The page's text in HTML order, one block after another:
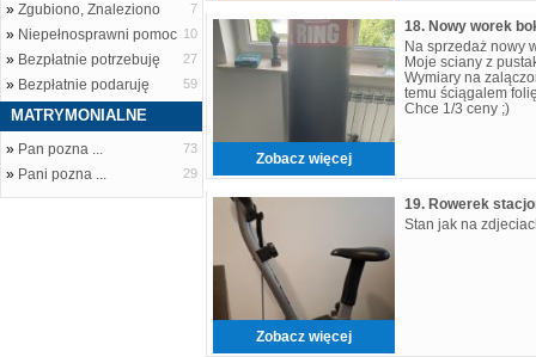
» Zgubiono, Znaleziono 7
» Niepełnosprawni pomoc 10
» Bezpłatnie potrzebuję 27
» Bezpłatnie podaruję 59
MATRYMONIALNE
» Pan pozna ... 73
» Pani pozna ... 29
Zobacz więcej
18. Nowy worek
Na sprzedaż nowy
Moje sciany z
Wymiary na
temu ściągalem
Chce 1/3 ceny ;)
Zobacz więcej
19. Rowerek
Stan jak na